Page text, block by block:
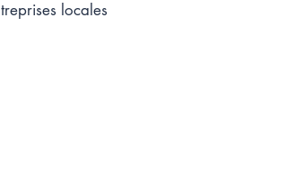
locales